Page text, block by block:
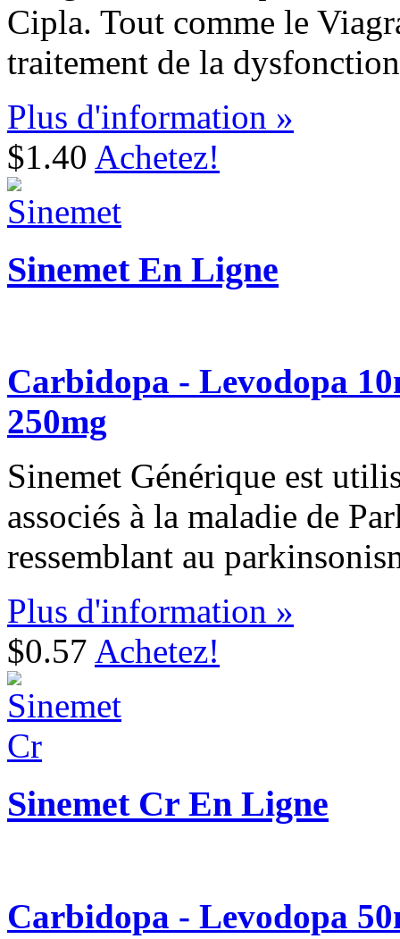
Cipla. Tout comme le
traitement de la
Plus d'information »
$1.40 Achetez!
Sinemet En Ligne
Carbidopa - Levodopa
250mg
Sinemet Générique est
associés à la maladie de
ressemblant au
Plus d'information »
$0.57 Achetez!
Sinemet Cr En Ligne
Carbidopa - Levodopa